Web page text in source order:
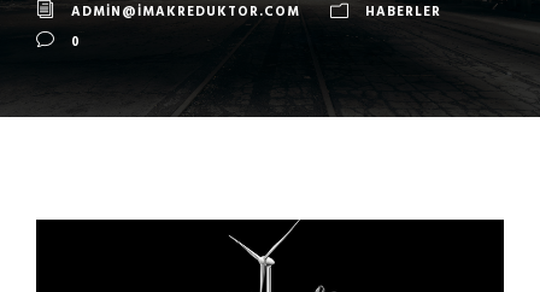
ADMIN@IMAKREDUKTOR.COM
HABERLER
0